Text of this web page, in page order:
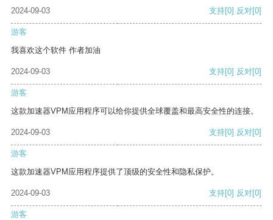
2024-09-03 支持[0] 反对[0]
游客
我喜欢这个软件 作者加油
2024-09-03 支持[0] 反对[0]
游客
这款加速器VPM应用程序可以给你提供全球覆盖和最高安全性的连接。
2024-09-03 支持[0] 反对[0]
游客
这款加速器VPM应用程序提供了顶级的安全性和隐私保护。
2024-09-03 支持[0] 反对[0]
游客